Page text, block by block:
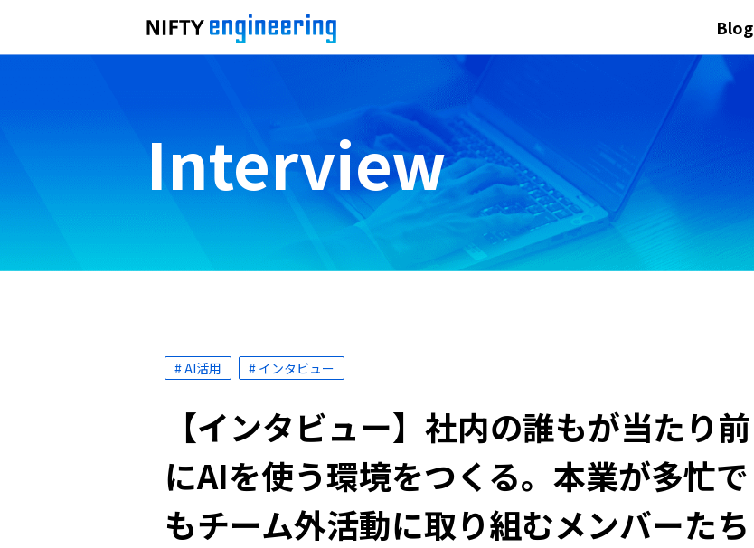
Blog
Interview
# AI活用 # インタビュー
【インタビュー】社内の誰もが当たり前
にAIを使う環境をつくる。本業が多忙で
もチーム外活動に取り組むメンバーたち